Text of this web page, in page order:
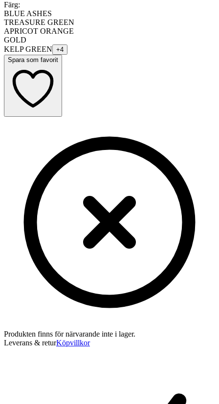
Färg:
BLUE ASHES
TREASURE GREEN
APRICOT ORANGE
GOLD
KELP GREEN +4
Spara som favorit
Produkten finns för närvarande inte i lager.
Leverans & returKöpvillkor